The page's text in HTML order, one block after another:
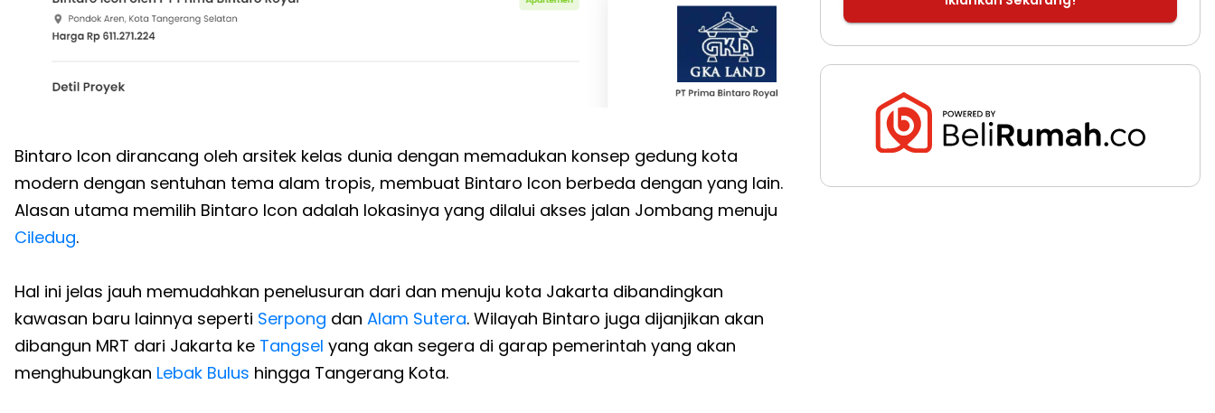
Bintaro Icon dirancang oleh arsitek kelas dunia dengan memadukan konsep gedung kota
modern dengan sentuhan tema alam tropis, membuat Bintaro Icon berbeda dengan yang lain.
Alasan utama memilih Bintaro Icon adalah lokasinya yang dilalui akses jalan Jombang menuju
Ciledug.
Hal ini jelas jauh memudahkan penelusuran dari dan menuju kota Jakarta dibandingkan
kawasan baru lainnya seperti Serpong dan Alam Sutera. Wilayah Bintaro juga dijanjikan akan
dibangun MRT dari Jakarta ke Tangsel yang akan segera di garap pemerintah yang akan
menghubungkan Lebak Bulus hingga Tangerang Kota.